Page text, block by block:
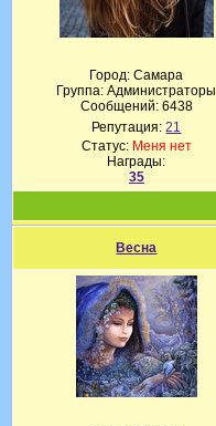
Город: Самара
Группа: Администраторы
Сообщений: 6438
Репутация:21
Статус: Меня нет
Награды:
35
Весна